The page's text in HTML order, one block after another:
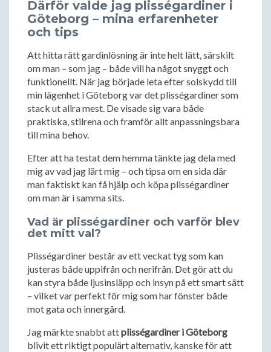
Därför valde jag plisségardiner i
Göteborg – mina erfarenheter
och tips
Att hitta rätt gardinlösning är inte helt lätt, särskilt
om man – som jag – både vill ha något snyggt och
funktionellt. När jag började leta efter solskydd till
min lägenhet i Göteborg var det plisségardiner som
stack ut allra mest. De visade sig vara både
praktiska, stilrena och framför allt anpassningsbara
till mina behov.
Efter att ha testat dem hemma tänkte jag dela med
mig av vad jag lärt mig – och tipsa om en sida där
man faktiskt kan få hjälp och köpa plisségardiner
om man är i samma sits.
Vad är plisségardiner och varför blev
det mitt val?
Plisségardiner består av ett veckat tyg som kan
justeras både uppifrån och nerifrån. Det gör att du
kan styra både ljusinsläpp och insyn på ett smart sätt
– vilket var perfekt för mig som har fönster både
mot gata och innergård.
Jag märkte snabbt attplisségardiner i Göteborg
blivit ett riktigt populärt alternativ, kanske för att